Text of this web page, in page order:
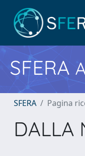
SFERA
SFERA Pagina
DALLA